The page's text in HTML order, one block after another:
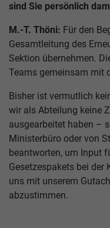
sind Sie persönlich
M.-T. Thöni: Für den
Gesamtleitung des
Sektion übernehmen.
Teams gemeinsam mit
Bisher ist vermutlich
wir als Abteilung keine
ausgearbeitet haben –
Ministerbüro oder von
beantworten, um Input
Gesetzespakets bei der
uns mit unserem
abzustimmen.